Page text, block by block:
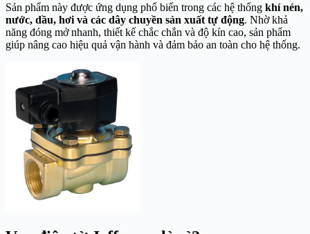
Sản phẩm này được ứng dụng phổ biến trong các hệ thống khí nén,
nước, dầu, hơi và các dây chuyền sản xuất tự động. Nhờ khả
năng đóng mở nhanh, thiết kế chắc chắn và độ kín cao, sản phẩm
giúp nâng cao hiệu quả vận hành và đảm bảo an toàn cho hệ thống.